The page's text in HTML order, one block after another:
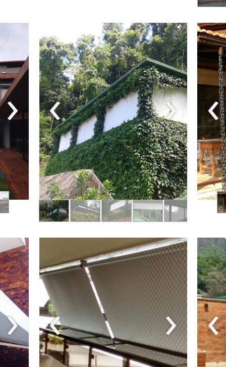
› ‹ › ‹
› ‹ › ‹